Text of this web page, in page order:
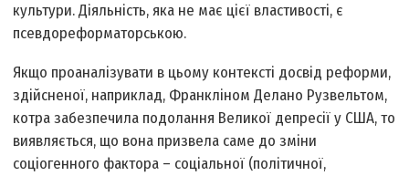
культури. Діяльність, яка не має цієї властивості, є
псевдореформаторською.
Якщо проаналізувати в цьому контексті досвід реформи,
здійсненої, наприклад, Франкліном Делано Рузвельтом,
котра забезпечила подолання Великої депресії у США, то
виявляється, що вона призвела саме до зміни
соціогенного фактора – соціальної (політичної,